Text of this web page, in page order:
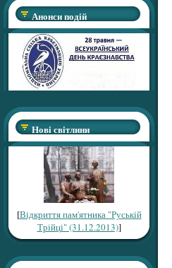
Анонси подій
Нові світлини
[Відкриття пам'ятника "Руській
Трійці" (31.12.2013)]